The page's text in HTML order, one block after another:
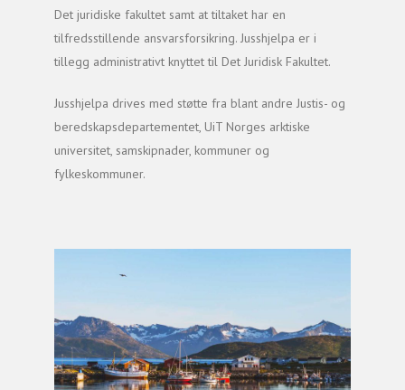
Det juridiske fakultet samt at tiltaket har en
tilfredsstillende ansvarsforsikring. Jusshjelpa er i
tillegg administrativt knyttet til Det Juridisk Fakultet.
Jusshjelpa drives med støtte fra blant andre Justis- og
beredskapsdepartementet, UiT Norges arktiske
universitet, samskipnader, kommuner og
fylkeskommuner.